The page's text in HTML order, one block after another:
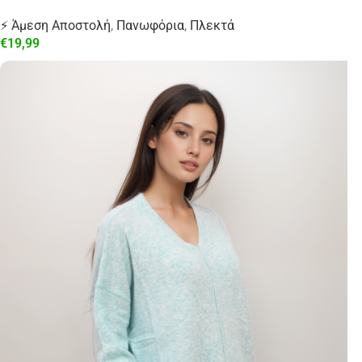
⚡ Άμεση Αποστολή, Πανωφόρια, Πλεκτά
€19,99